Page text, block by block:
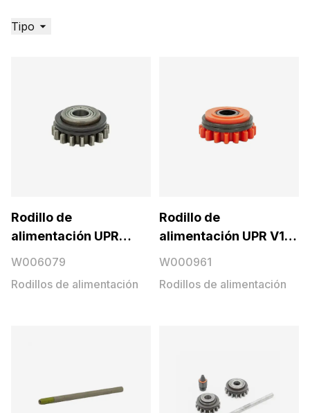
Tipo
Rodillo de
alimentación UPR
V1,6, metal
W006079
Rodillos de alimentación
Rodillo de
alimentación UPR V1,2
OG, plástico
W000961
Rodillos de alimentación